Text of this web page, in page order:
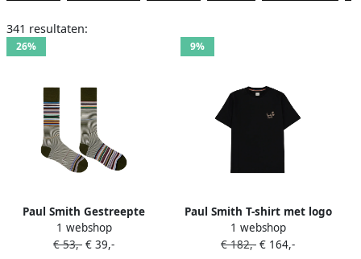
341 resultaten:
26%
Paul Smith Gestreepte
sokken Groen
1 webshop
€ 53,- € 39,-
9%
Paul Smith T-shirt met logo
Zwart
1 webshop
€ 182,- € 164,-